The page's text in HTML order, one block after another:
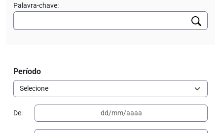
Palavra-chave:
Período
De: